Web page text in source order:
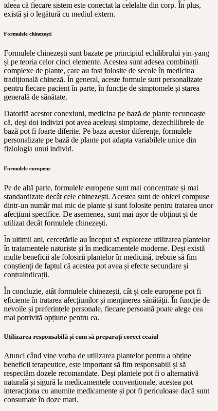
ideea că fiecare sistem este conectat la celelalte din corp. În plus,
există și o legătură cu mediul extern.
Formulele chinezești
Formulele chinezești sunt bazate pe principiul echilibrului yin-yang
și pe teoria celor cinci elemente. Acestea sunt adesea combinații
complexe de plante, care au fost folosite de secole în medicina
tradițională chineză. În general, aceste formule sunt personalizate
pentru fiecare pacient în parte, în funcție de simptomele și starea
generală de sănătate.
Datorită acestor conexiuni, medicina pe bază de plante recunoaște
că, deși doi indivizi pot avea aceleași simptome, dezechilibrele de
bază pot fi foarte diferite. Pe baza acestor diferențe, formulele
personalizate pe bază de plante pot adapta variabilele unice din
fiziologia unui individ.
Formulele europene
Pe de altă parte, formulele europene sunt mai concentrate și mai
standardizate decât cele chinezești. Acestea sunt de obicei compuse
dintr-un număr mai mic de plante și sunt folosite pentru tratarea unor
afecțiuni specifice. De asemenea, sunt mai ușor de obținut și de
utilizat decât formulele chinezești.
În ultimii ani, cercetările au început să exploreze utilizarea plantelor
în tratamentele naturiste și în medicamentele moderne. Deși există
multe beneficii ale folosirii plantelor în medicină, trebuie să fim
conștienți de faptul că acestea pot avea și efecte secundare și
contraindicații.
În concluzie, atât formulele chinezești, cât și cele europene pot fi
eficiente în tratarea afecțiunilor și menținerea sănătății. În funcție de
nevoile și preferințele personale, fiecare persoană poate alege cea
mai potrivită opțiune pentru ea.
Utilizarea responsabilă și cum să preparați corect ceaiul
Atunci când vine vorba de utilizarea plantelor pentru a obține
beneficii terapeutice, este important să fim responsabili și să
respectăm dozele recomandate. Deși plantele pot fi o alternativă
naturală și sigură la medicamentele convenționale, acestea pot
interacționa cu anumite medicamente și pot fi periculoase dacă sunt
consumate în doze mari.